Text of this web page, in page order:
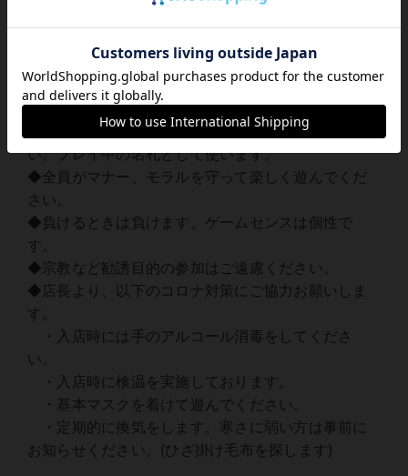
◆当日、開催場所に直接ご来店ください。
お店の入り口がわかりづらい、怪しい。ので見つか
らないときはTwitterへDMをお願いします。
◆入店後、用意するカードに呼び名を書いてくださ
い。プレイ中の名札として使います。
◆全員がマナー、モラルを守って楽しく遊んでくだ
さい。
◆負けるときは負けます。ゲームセンスは個性で
す。
◆宗教など勧誘目的の参加はご遠慮ください。
◆店長より、以下のコロナ対策にご協力お願いしま
す。
・入店時には手のアルコール消毒をしてくださ
い。
・入店時に検温を実施しております。
・基本マスクを着けて遊んでください。
・定期的に換気をします。寒さに弱い方は事前に
お知らせください。(ひざ掛け毛布を探します)